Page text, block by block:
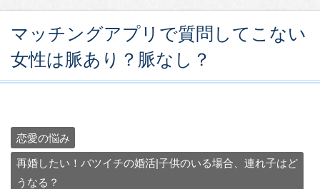
マッチングアプリで質問してこない
女性は脈あり？脈なし？
恋愛の悩み
再婚したい！バツイチの婚活|子供のいる場合、連れ子はど
うなる？